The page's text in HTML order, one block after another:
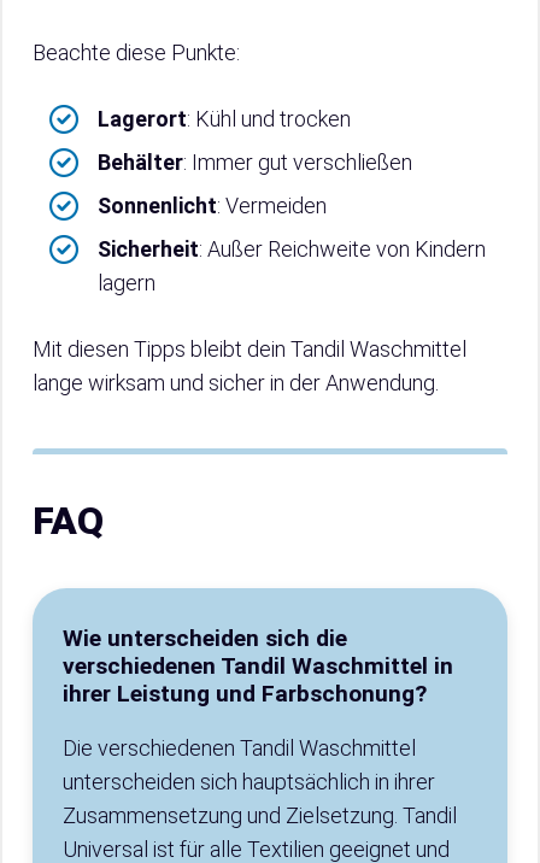
Beachte diese Punkte:
Lagerort: Kühl und trocken
Behälter: Immer gut verschließen
Sonnenlicht: Vermeiden
Sicherheit: Außer Reichweite von Kindern
lagern
Mit diesen Tipps bleibt dein Tandil Waschmittel
lange wirksam und sicher in der Anwendung.
FAQ
Wie unterscheiden sich die
verschiedenen Tandil Waschmittel in
ihrer Leistung und Farbschonung?
Die verschiedenen Tandil Waschmittel
unterscheiden sich hauptsächlich in ihrer
Zusammensetzung und Zielsetzung. Tandil
Universal ist für alle Textilien geeignet und